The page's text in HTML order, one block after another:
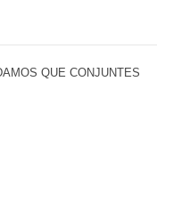
QUE CONJUNTES